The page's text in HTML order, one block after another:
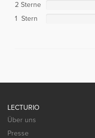
2 Sterne
1 Stern
LECTURIO
Über uns
Presse